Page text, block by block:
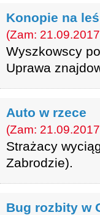
Konopie na
(Zam:
Wyszkowscy
Uprawa
Auto w rzece
(Zam:
Strażacy
Zabrodzie).
Bug rozbity w